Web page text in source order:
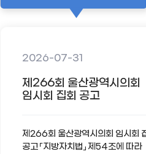
2026-07-31
제266회 울산광역시의회
임시회 집회 공고
제266회 울산광역시의회 임시회
공고 「지방자치법」 제54조에 따라